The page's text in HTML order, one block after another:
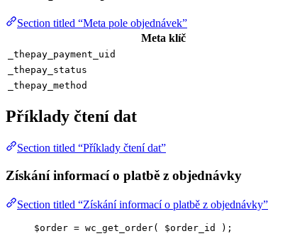
Section titled “Meta pole objednávek”
Meta klíč
_thepay_payment_uid
_thepay_status
_thepay_method
Příklady čtení dat
Section titled “Příklady čtení dat”
Získání informací o platbě z objednávky
Section titled “Získání informací o platbě z objednávky”
$order = wc_get_order( $order_id
);